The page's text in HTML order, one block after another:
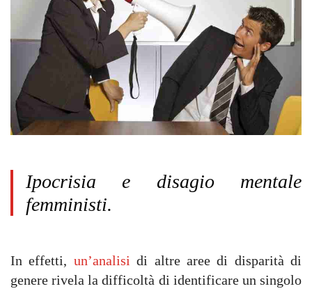
Ipocrisia e disagio mentale
femministi.
In effetti, un’analisi di altre aree di disparità di
genere rivela la difficoltà di identificare un singolo